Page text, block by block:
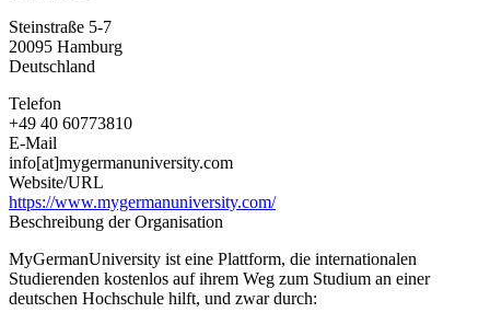
Steinstraße 5-7
20095 Hamburg
Deutschland
Telefon
+49 40 60773810
E-Mail
info[at]mygermanuniversity.com
Website/URL
https://www.mygermanuniversity.com/
Beschreibung der Organisation
MyGermanUniversity ist eine Plattform, die internationalen
Studierenden kostenlos auf ihrem Weg zum Studium an einer
deutschen Hochschule hilft, und zwar durch: